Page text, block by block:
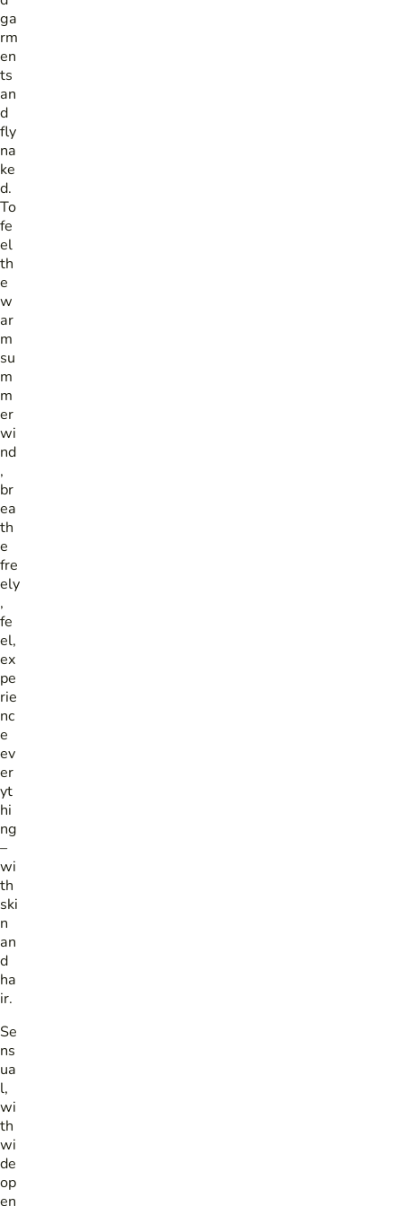
ga
rm
en
ts
an
d
fly
na
ke
d.
To
fe
el
th
e
w
ar
m
su
m
m
er
wi
nd
,
br
ea
th
e
fre
ely
,
fe
el,
ex
pe
rie
nc
e
ev
er
yt
hi
ng
–
wi
th
ski
n
an
d
ha
ir.
Se
ns
ua
l,
wi
th
wi
de
op
en